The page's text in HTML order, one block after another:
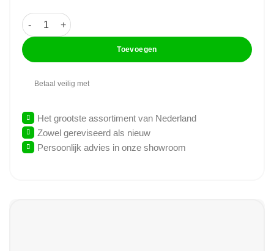
Life Fitness - Fit Series - Dual Smith/ Rack - Smith Machine
Toevoegen
Betaal veilig met
Het grootste assortiment van Nederland
Zowel gereviseerd als nieuw
Persoonlijk advies in onze showroom